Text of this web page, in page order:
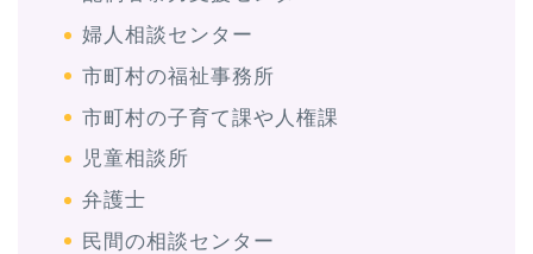
婦人相談センター
市町村の福祉事務所
市町村の子育て課や人権課
児童相談所
弁護士
民間の相談センター